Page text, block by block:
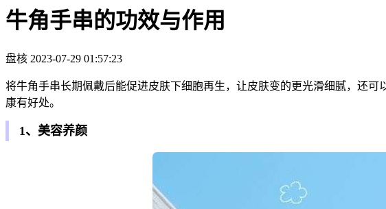
牛角手串的功效与作用
盘核 2023-07-29 01:57:23
将牛角手串长期佩戴后能促进皮肤下细胞再生，让皮肤变的更光滑细腻，还
康有好处。
1、美容养颜